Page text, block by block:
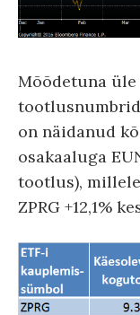
Mõõdetuna üle
on näidanud
osakaaluga
tootlus), millele
ZPRG +12,1%